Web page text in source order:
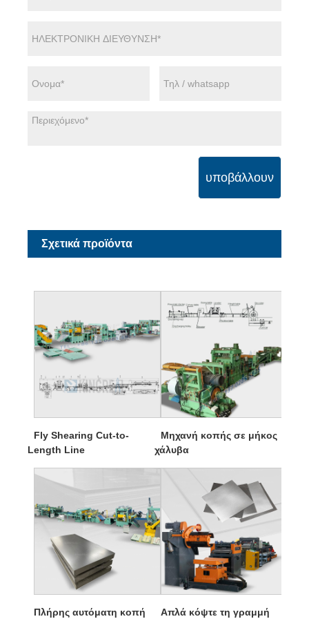
υποβάλλουν
Σχετικά προϊόντα
Fly Shearing Cut-to-
Length Line
Μηχανή κοπής σε μήκος
χάλυβα
Πλήρης αυτόματη κοπή
Απλά κόψτε τη γραμμή